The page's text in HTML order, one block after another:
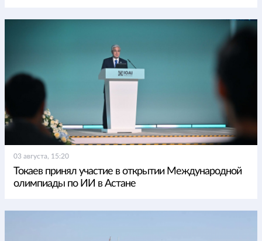
03 августа, 15:20
Токаев принял участие в открытии Международной
олимпиады по ИИ в Астане